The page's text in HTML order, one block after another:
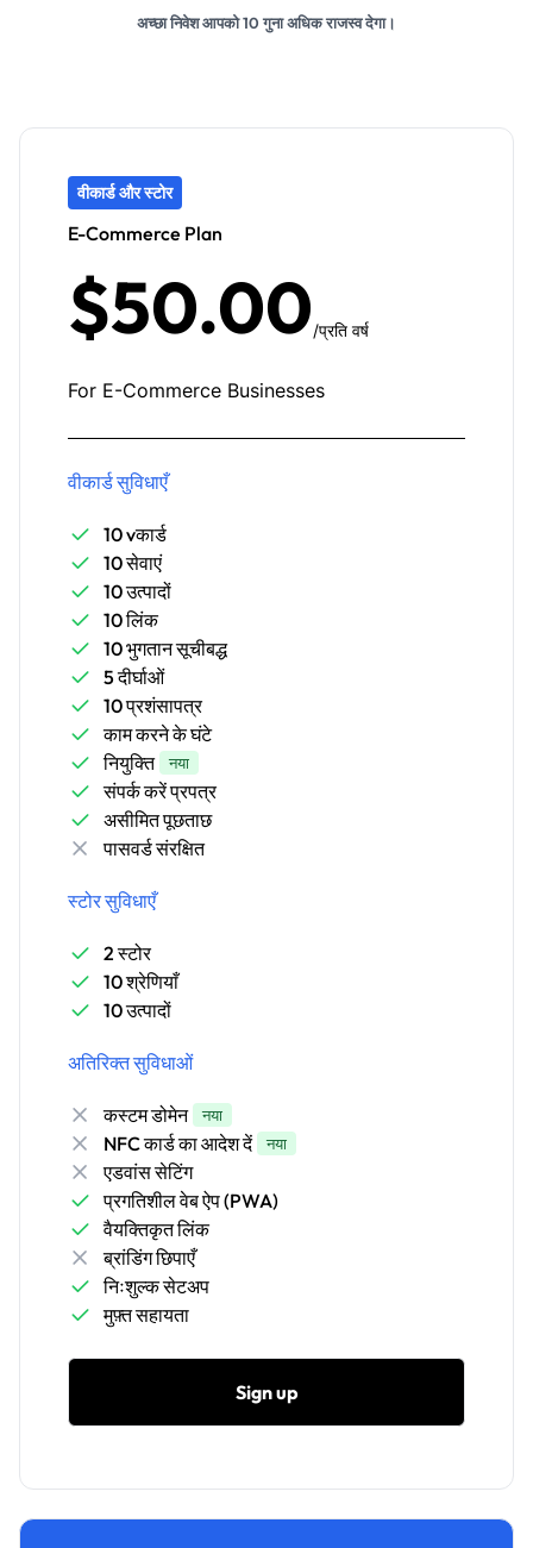
अच्छा निवेश आपको 10 गुना अधिक राजस्व देगा।
वीकार्ड और स्टोर
E-Commerce Plan
$50.00/प्रति वर्ष
For E-Commerce Businesses
वीकार्ड सुविधाएँ
10 vकार्ड
10 सेवाएं
10 उत्पादों
10 लिंक
10 भुगतान सूचीबद्ध
5 दीर्घाओं
10 प्रशंसापत्र
काम करने के घंटे
नियुक्ति
नया
संपर्क करें प्रपत्र
असीमित पूछताछ
पासवर्ड संरक्षित
स्टोर सुविधाएँ
2 स्टोर
10 श्रेणियाँ
10 उत्पादों
अतिरिक्त सुविधाओं
कस्टम डोमेन नया
NFC कार्ड का आदेश दें नया
एडवांस सेटिंग
प्रगतिशील वेब ऐप (PWA)
वैयक्तिकृत लिंक
ब्रांडिंग छिपाएँ
निःशुल्क सेटअप
मुफ़्त सहायता
Sign up